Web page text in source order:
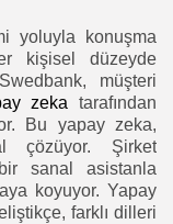
yoluyla konuşma
kişisel düzeyde
müşteri
zeka tarafından
Bu yapay zeka,
çözüyor. Şirket
sanal asistanla
koyuyor. Yapay
farklı dilleri